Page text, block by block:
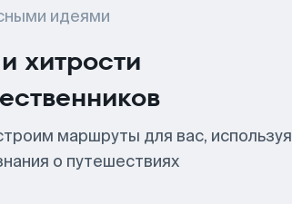
идеями
хитрости
маршруты для вас, используя
о путешествиях